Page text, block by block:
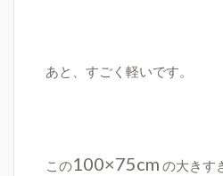
あと、すごく軽いです。
この100×75cm の大きす